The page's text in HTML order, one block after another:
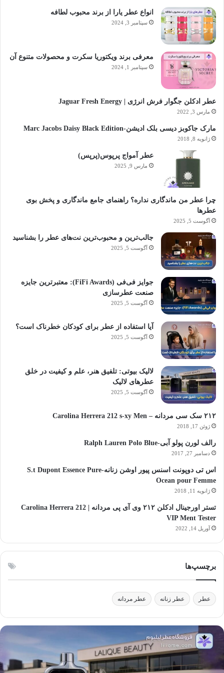
انواع عطر یارا از برند محبوب لطافه
سپتامبر 3, 2024
معرفی برند ویکتوریا سکرت و محصولات متنوع آن
سپتامبر 1, 2024
عطر ادکلن جگوار فرش انرژی | Jaguar Fresh Energy
مارس 3, 2022
مارک جاکوبز دیسی بلک ادیشن-Marc Jacobs Daisy Black Edition
ژانویه 8, 2018
عطر آمواج پرپوس(پرپس)
مارس 9, 2025
چرا عطر من ماندگاری نداره؟ راهنمای جامع ماندگاری و پخش بوی
عطرها
آگوست 5, 2025
جالب‌ترین و محبوب‌ترین نت‌های عطر را بشناسید
آگوست 5, 2025
جوایز فی‌فی (FiFi Awards): معتبرترین جایزه
صنعت عطرسازی
آگوست 5, 2025
آیا استفاده از عطر برای کودکان خطرناک است؟
آگوست 5, 2025
لالیک بیوتی: تلفیق هنر، علم و کیفیت در خلق
عطرهای لالیک
آگوست 5, 2025
۲۱۲ سک سی مردانه – Carolina Herrera 212 s-xy Men
ژوئن 17, 2018
رالف لورن پولو آبی-Ralph Lauren Polo Blue
دسامبر 27, 2017
اس تی دوپونت اسنس پیور اوشن زنانه-S.t Dupont Essence Pure
Ocean pour Femme
ژانویه 11, 2018
تستر اورجینال ادکلن ۲۱۲ وی آی پی مردانه | Carolina Herrera 212
VIP Ment Tester
آوریل 14, 2022
برچسپ‌ها
عطر عطر زنانه عطر مردانه
لالیک
بیوتی:
تلفیق
هنر،